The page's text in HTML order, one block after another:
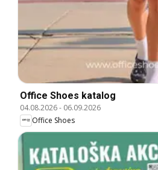
Office Shoes katalog
04.08.2026- 06.09.2026
Office Shoes